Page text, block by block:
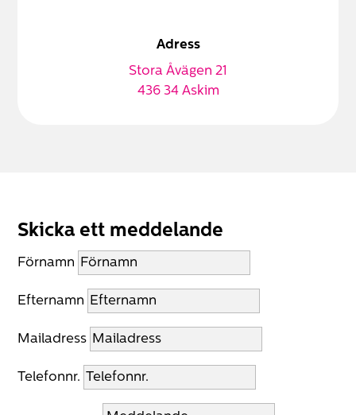
Adress
Stora Åvägen 21
436 34 Askim
Skicka ett meddelande
Förnamn
Efternamn
Mailadress
Telefonnr.